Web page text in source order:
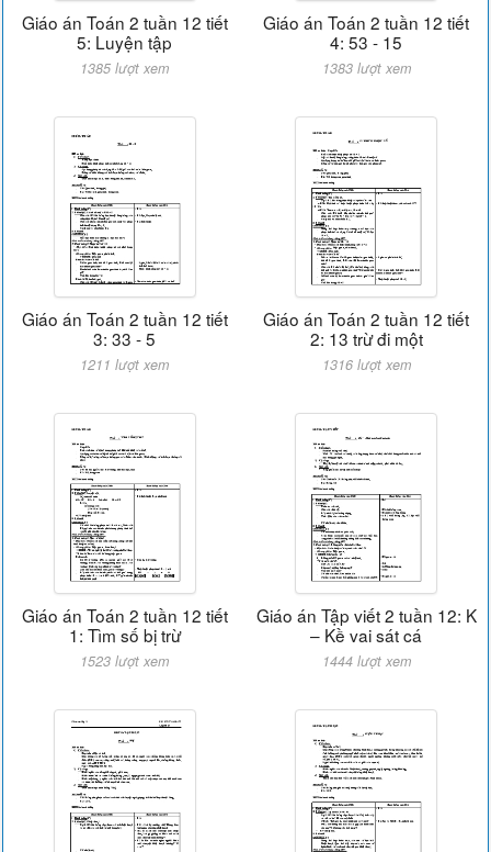
Giáo án Toán 2 tuần 12 tiết
5: Luyện tập
1385 lượt xem
Giáo án Toán 2 tuần 12 tiết
4: 53 - 15
1383 lượt xem
Giáo án Toán 2 tuần 12 tiết
3: 33 - 5
1211 lượt xem
Giáo án Toán 2 tuần 12 tiết
2: 13 trừ đi một
1316 lượt xem
Giáo án Toán 2 tuần 12 tiết
1: Tìm số bị trừ
1523 lượt xem
Giáo án Tập viết 2 tuần 12: K
– Kề vai sát cá
1444 lượt xem